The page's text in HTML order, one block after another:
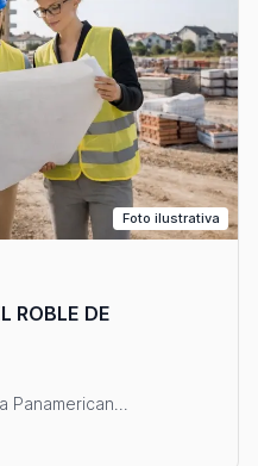
Foto ilustrativa
ROBLE DE
EN EL ROBLE DE